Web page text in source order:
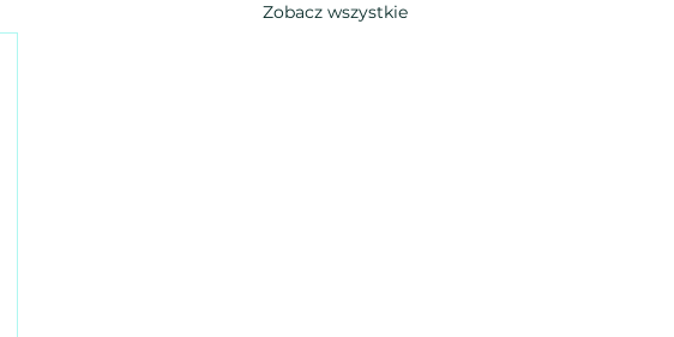
Zobacz wszystkie